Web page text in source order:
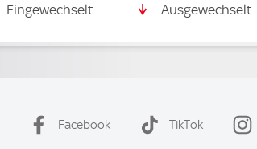
Eingewechselt Ausgewechselt
Facebook TikTok